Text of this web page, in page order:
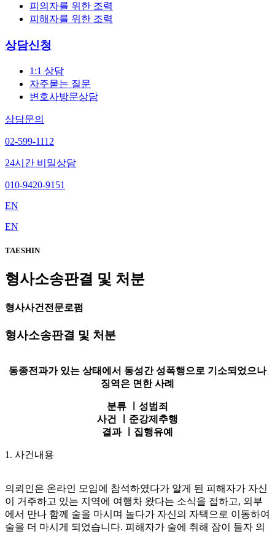
피의자를 위한 조력
피해자를 위한 조력
상담신청
1:1 상담
자주묻는 질문
변호사방문상담
상담문의
02-599-1112
24시간 비밀상담
010-9420-9151
EN
EN
TAESHIN
형사소송판결 및 처분
형사사건전문로펌
형사소송판결 및 처분
동종전과가 있는 상태에서 동성간 성폭행으로 기소되었으나
징역은 면한 사례
분류 ㅣ 성범죄
사건 ㅣ 준강제추행
결과 ㅣ 집행유예
1. 사건내용
의뢰인은 온라인 모임에 참석하였다가 알게 된 피해자가 자신
이 거주하고 있는 지역에 여행차 왔다는 소식을 접하고, 외부
에서 만나 함께 술을 마시며 놀다가 자신의 자택으로 이동하여
술을 더 마시게 되었습니다. 피해자가 술에 취해 잠이 들자 의